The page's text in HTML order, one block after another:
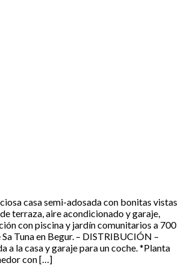
casa semi-adosada con bonitas vistas
terraza, aire acondicionado y garaje,
con piscina y jardín comunitarios a 700
Tuna en Begur. – DISTRIBUCIÓN –
a la casa y garaje para un coche. *Planta
con […]